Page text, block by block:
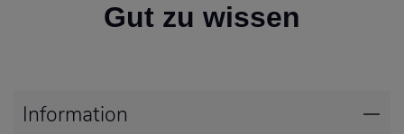
Gut zu wissen
Information